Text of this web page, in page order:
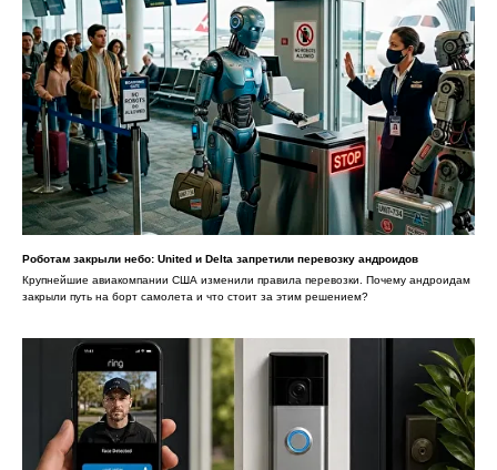
Роботам закрыли небо: United и Delta запретили перевозку андроидов
Крупнейшие авиакомпании США изменили правила перевозки. Почему андроидам
закрыли путь на борт самолета и что стоит за этим решением?